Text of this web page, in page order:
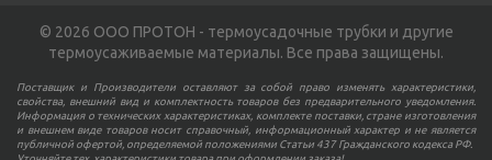
© 2026 ООО ПРОТОН - термоусадочные трубки и другие
термоусаживаемые материалы. Все права защищены.
Поставщик и Производители оставляют за собой право изменять характеристики,
свойства, внешний вид и комплектность товаров без предварительного уведомления.
Информация о технических характеристиках, комплекте поставки, стране изготовления
и внешнем виде товаров носит справочный, информационный характер и не является
публичной офертой, определяемой положениями Статьи 437 Гражданского кодекса РФ.